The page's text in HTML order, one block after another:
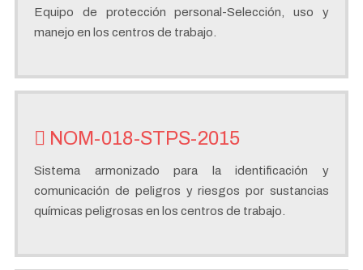
Equipo de protección personal-Selección, uso y
manejo en los centros de trabajo.
NOM-018-STPS-2015
Sistema armonizado para la identificación y
comunicación de peligros y riesgos por sustancias
químicas peligrosas en los centros de trabajo.